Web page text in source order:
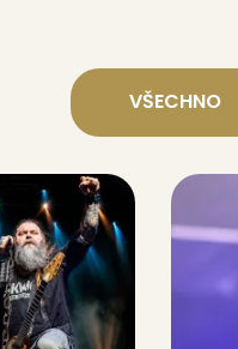
VŠECHNO